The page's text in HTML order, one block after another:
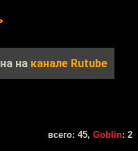
на канале Rutube
всего: 45, Goblin: 2